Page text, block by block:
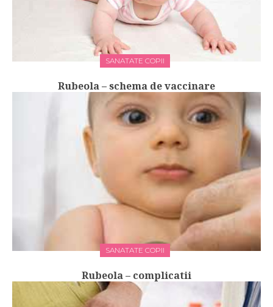
SANATATE COPII
Rubeola – schema de vaccinare
SANATATE COPII
Rubeola – complicatii